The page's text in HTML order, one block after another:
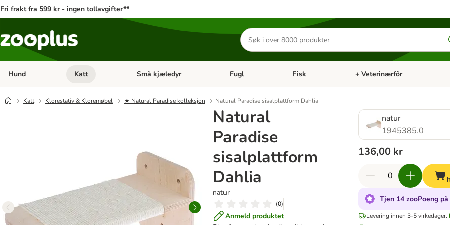
Fri frakt fra 599 kr - ingen tollavgifter**
Søk
etter
produkter
Hund Åpne kategorimeny: Hund
Katt Åpne kategorimeny: Katt
Små kjæledyr Åpne kategorimeny: Små kjæledyr
Fugl Åpne kategorimeny: Fugl
Fisk Åpne kategorimeny: Fisk
+ Veterinærfôr
Katt Klorestativ & Kloremøbel ★ Natural Paradise kolleksjon Natural Paradise sisalplattform Dahlia
Natural
Paradise
sisalplattform
Dahlia
natur
(0)
Anmeld produktet
natur
1945385.0
136,00 kr
Tjen 14 zooPoeng
Levering innen 3-5 virkedager.